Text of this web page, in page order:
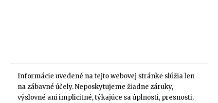
Informácie uvedené na tejto webovej stránke slúžia len
na zábavné účely. Neposkytujeme žiadne záruky,
výslovné ani implicitné, týkajúce sa úplnosti, presnosti,